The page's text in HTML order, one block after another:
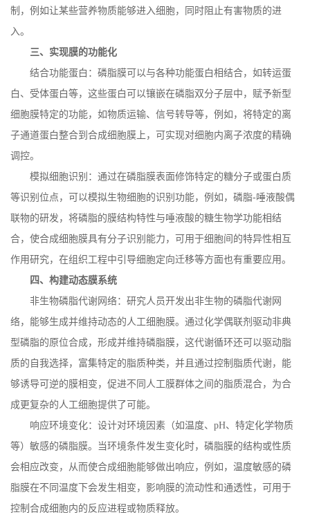
制，例如让某些营养物质能够进入细胞，同时阻止有害物质的进
入。
三、实现膜的功能化
结合功能蛋白：磷脂膜可以与各种功能蛋白相结合，如转运蛋
白、受体蛋白等，这些蛋白可以镶嵌在磷脂双分子层中，赋予新型
细胞膜特定的功能，如物质运输、信号转导等，例如，将特定的离
子通道蛋白整合到合成细胞膜上，可实现对细胞内离子浓度的精确
调控。
模拟细胞识别：通过在磷脂膜表面修饰特定的糖分子或蛋白质
等识别位点，可以模拟生物细胞的识别功能，例如，磷脂-唾液酸偶
联物的研发，将磷脂的膜结构特性与唾液酸的糖生物学功能相结
合，使合成细胞膜具有分子识别能力，可用于细胞间的特异性相互
作用研究，在组织工程中引导细胞定向迁移等方面也有重要应用。
四、构建动态膜系统
非生物磷脂代谢网络：研究人员开发出非生物的磷脂代谢网
络，能够生成并维持动态的人工细胞膜。通过化学偶联剂驱动非典
型磷脂的原位合成，形成并维持磷脂膜，这代谢循环还可以驱动脂
质的自我选择，富集特定的脂质种类，并且通过控制脂质代谢，能
够诱导可逆的膜相变，促进不同人工膜群体之间的脂质混合，为合
成更复杂的人工细胞提供了可能。
响应环境变化：设计对环境因素（如温度、 pH、特定化学物质
等）敏感的磷脂膜。当环境条件发生变化时，磷脂膜的结构或性质
会相应改变，从而使合成细胞能够做出响应，例如，温度敏感的磷
脂膜在不同温度下会发生相变，影响膜的流动性和通透性，可用于
控制合成细胞内的反应进程或物质释放。